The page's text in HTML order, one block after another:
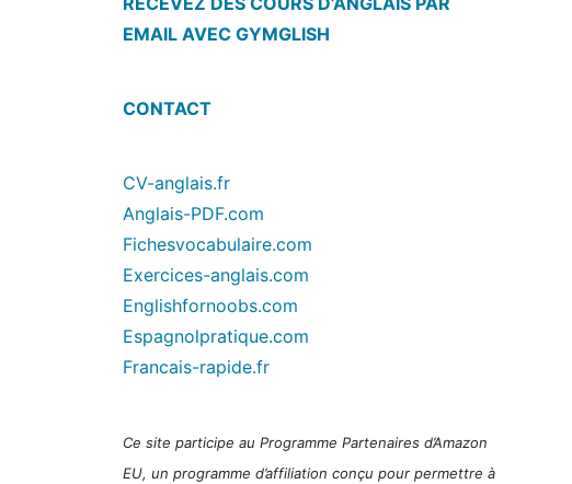
EMAIL AVEC GYMGLISH
CONTACT
CV-anglais.fr
Anglais-PDF.com
Fichesvocabulaire.com
Exercices-anglais.com
Englishfornoobs.com
Espagnolpratique.com
Francais-rapide.fr
Ce site participe au Programme Partenaires d’Amazon
EU, un programme d’affiliation conçu pour permettre à